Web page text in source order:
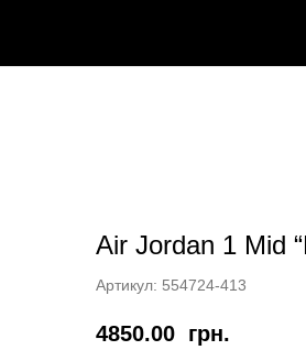
Air Jordan 1 Mid
Артикул: 554724-413
4850.00 грн.